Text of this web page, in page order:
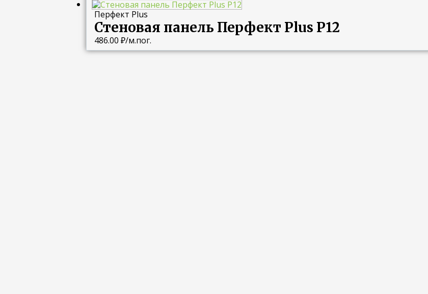
Перфект Plus
Стеновая панель Перфект Plus P12
486.00 ₽/м.пог.